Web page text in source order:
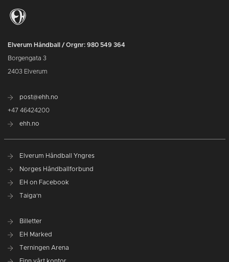
Elverum Håndball / Orgnr: 980 549 364
Borgengata 3
2403 Elverum
post@ehh.no
+47 46424200
ehh.no
Elverum Håndball Yngres
Norges Håndballforbund
EH on Facebook
Taiga'n
Billetter
EH Marked
Terningen Arena